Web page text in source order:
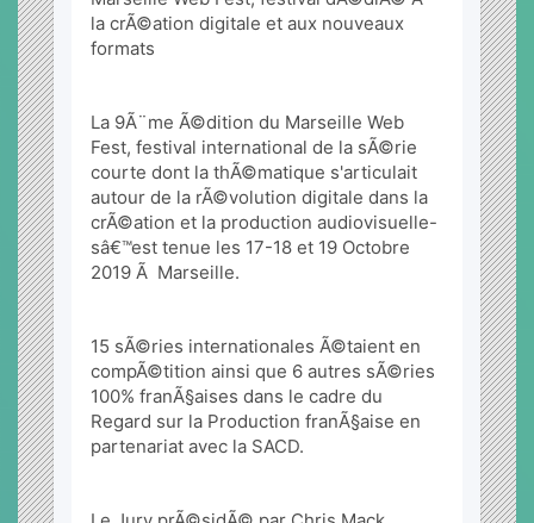
la crÃ©ation digitale et aux nouveaux
formats
La 9Ã¨me Ã©dition du Marseille Web
Fest, festival international de la sÃ©rie
courte dont la thÃ©matique s'articulait
autour de la rÃ©volution digitale dans la
crÃ©ation et la production audiovisuelle-
sâ€™est tenue les 17-18 et 19 Octobre
2019 Ã  Marseille.
15 sÃ©ries internationales Ã©taient en
compÃ©tition ainsi que 6 autres sÃ©ries
100% franÃ§aises dans le cadre du
Regard sur la Production franÃ§aise en
partenariat avec la SACD.